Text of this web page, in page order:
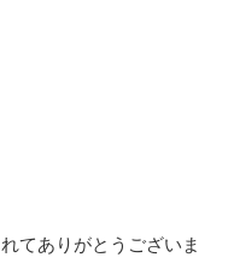
てありがとうございま